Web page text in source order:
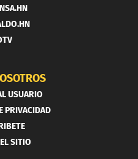
USUARIO
PRIVACIDAD
SITIO